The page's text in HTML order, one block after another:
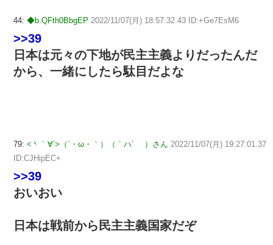
44: ◆b.QFth0BbgEP 2022/11/07(月) 18:57:32.43 ID:+Ge7EsM6
>>39
日本は元々の下地が民主主義よりだったんだ
から、一緒にしたら駄目だよな
79: <丶｀∀´>（´・ω・｀）（｀ハ´ ）さん 2022/11/07(月) 19:27:01.37
ID:CJHipEC+
>>39
おいおい
日本は戦前から民主主義国家だぞ